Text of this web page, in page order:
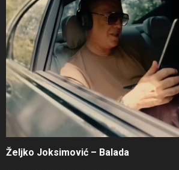
Željko Joksimović – Balada